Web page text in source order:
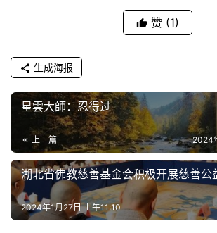
赞 (1)
生成海报
星雲大師：忍得过
上一篇 2024
湖北省佛教慈善基金会积极开展慈善公
2024年1月27日 上午11:10